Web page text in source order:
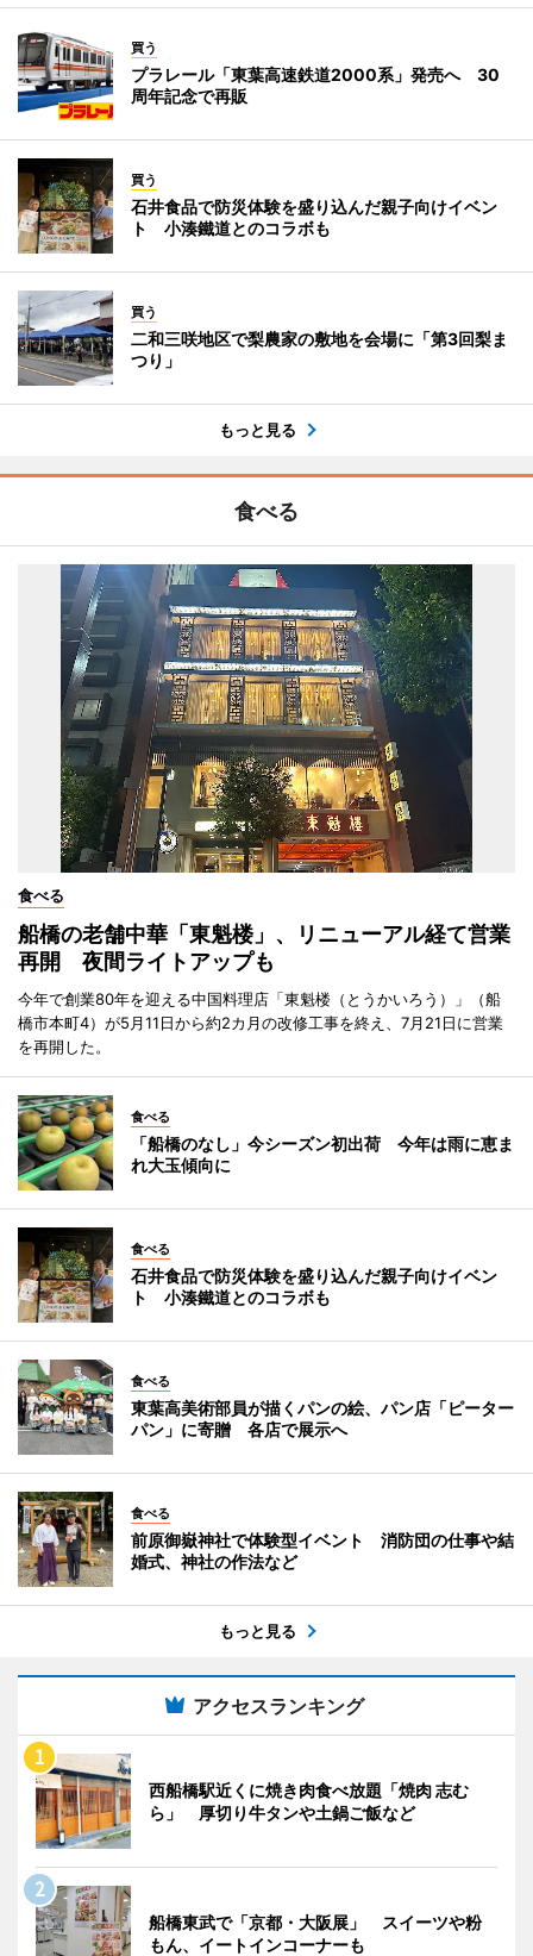
買う
プラレール「東葉高速鉄道2000系」発売へ 30
周年記念で再販
買う
石井食品で防災体験を盛り込んだ親子向けイベン
ト 小湊鐵道とのコラボも
買う
二和三咲地区で梨農家の敷地を会場に「第3回梨ま
つり」
もっと見る
食べる
食べる
船橋の老舗中華「東魁楼」、リニューアル経て営業
再開 夜間ライトアップも
今年で創業80年を迎える中国料理店「東魁楼（とうかいろう）」（船
橋市本町4）が5月11日から約2カ月の改修工事を終え、7月21日に営業
を再開した。
食べる
「船橋のなし」今シーズン初出荷 今年は雨に恵ま
れ大玉傾向に
食べる
石井食品で防災体験を盛り込んだ親子向けイベン
ト 小湊鐵道とのコラボも
食べる
東葉高美術部員が描くパンの絵、パン店「ピーター
パン」に寄贈 各店で展示へ
食べる
前原御嶽神社で体験型イベント 消防団の仕事や結
婚式、神社の作法など
もっと見る
アクセスランキング
西船橋駅近くに焼き肉食べ放題「焼肉 志む
ら」 厚切り牛タンや土鍋ご飯など
船橋東武で「京都・大阪展」 スイーツや粉
もん、イートインコーナーも